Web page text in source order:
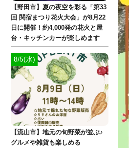
【野田市】夏の夜空を彩る「第33
回 関宿まつり花火大会」が8月22
日に開催！約4,000発の花火と屋
台・キッチンカーが楽しめます
8/5(水)
【流山市】地元の旬野菜が並ぶ♪
グルメや雑貨も楽しめる